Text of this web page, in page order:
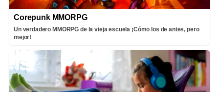
Corepunk MMORPG
Un verdadero MMORPG de la vieja escuela ¡Cómo los de antes, pero
mejor!